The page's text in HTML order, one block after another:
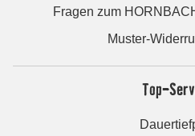
Fragen zum
Muster-
Top-